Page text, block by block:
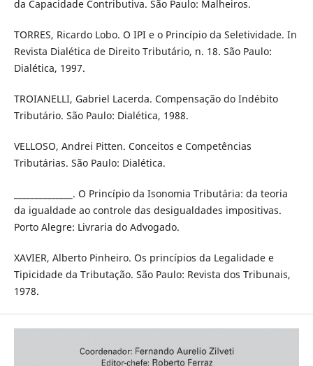
da Capacidade Contributiva. São Paulo: Malheiros.
TORRES, Ricardo Lobo. O IPI e o Princí­pio da Seletividade. In
Revista Dialética de Direito Tributário, n. 18. São Paulo:
Dialética, 1997.
TROIANELLI, Gabriel Lacerda. Compensação do Indébito
Tributário. São Paulo: Dialética, 1988.
VELLOSO, Andrei Pitten. Conceitos e Competências
Tributárias. São Paulo: Dialética.
______________. O Princí­pio da Isonomia Tributária: da teoria
da igualdade ao controle das desigualdades impositivas.
Porto Alegre: Livraria do Advogado.
XAVIER, Alberto Pinheiro. Os princí­pios da Legalidade e
Tipicidade da Tributação. São Paulo: Revista dos Tribunais,
1978.